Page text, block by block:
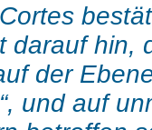
darauf hin,
der
und auf